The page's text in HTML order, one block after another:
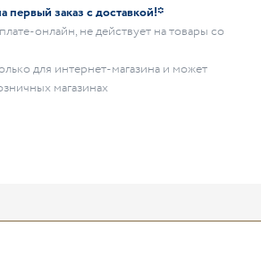
первый заказ с доставкой!*
онлайн, не действует на товары со
для интернет-магазина и может
магазинах